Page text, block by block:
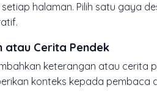
halaman. Pilih satu gaya
atau Cerita Pendek
keterangan atau cerita
konteks kepada pembaca